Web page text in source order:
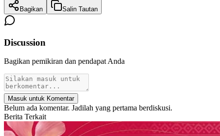
Bagikan Salin Tautan
Discussion
Bagikan pemikiran dan pendapat Anda
Masuk untuk Komentar
Belum ada komentar. Jadilah yang pertama berdiskusi.
Berita Terkait